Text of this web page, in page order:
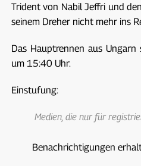
Trident von Nabil Jeffri und
seinem Dreher nicht mehr ins
Das Hauptrennen aus
um 15:40 Uhr.
Einstufung:
Medien, die nur für
Benachrichtigungen